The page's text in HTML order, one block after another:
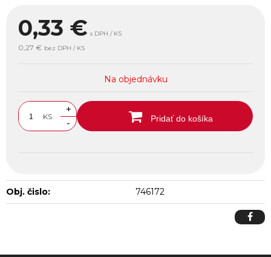
0,33 € s DPH / KS
0,27 € bez DPH / KS
Na objednávku
KS
+
-
Pridať do košíka
Obj. čislo: 746172